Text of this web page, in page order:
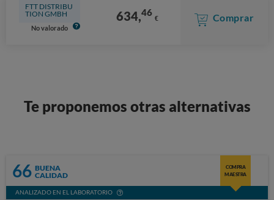
FTT DISTRIBU
TION GMBH
No valorado
634,46 € Comprar
Te proponemos otras alternativas
66 BUENA
CALIDAD
COMPRA
MAESTRA
ANALIZADO EN EL LABORATORIO